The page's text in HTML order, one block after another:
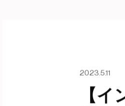
2023.5.11
【